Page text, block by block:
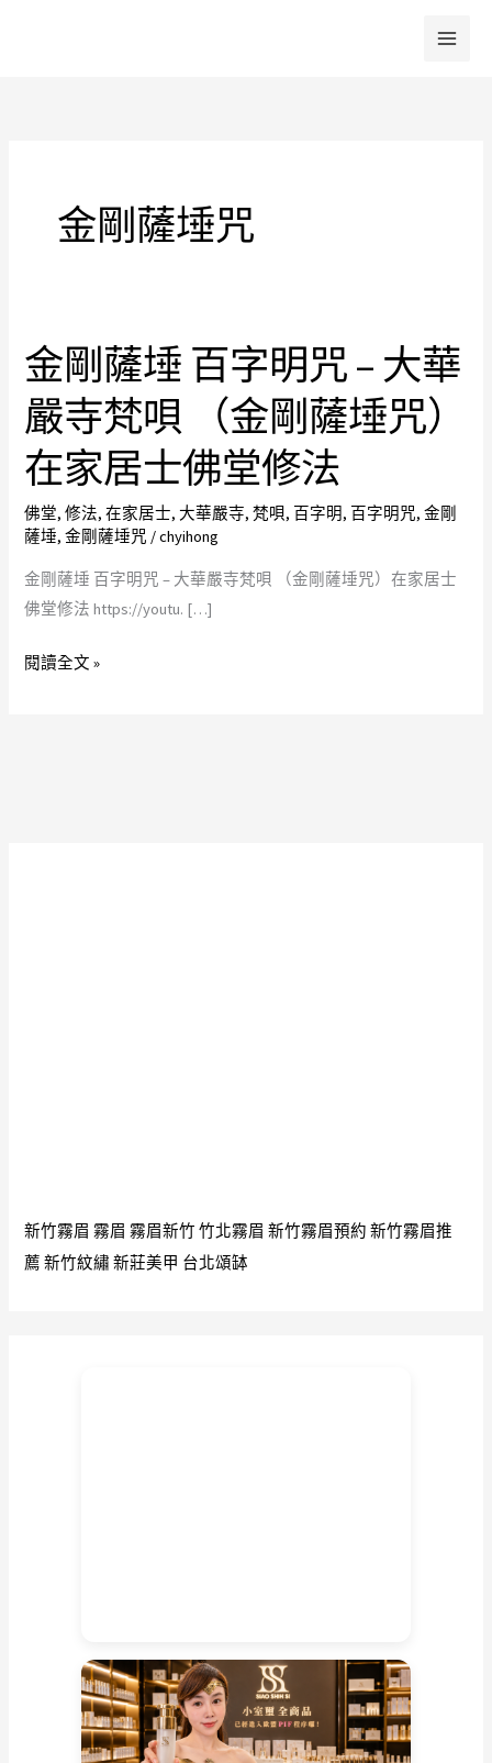
金剛薩埵咒
金剛薩埵 百字明咒 – 大華
嚴寺梵唄 （金剛薩埵咒）
在家居士佛堂修法
佛堂,修法,在家居士,大華嚴寺,梵唄, 百字明, 百字明咒,金剛
薩埵,金剛薩埵咒 /chyihong
金剛薩埵 百字明咒 – 大華嚴寺梵唄 （金剛薩埵咒）在家居士
佛堂修法 https://youtu. […]
金
剛
薩
百
字
明
–
大
閱讀全文 »
新竹霧眉 霧眉 霧眉新竹 竹北霧眉 新竹霧眉預約 新竹霧眉推
薦 新竹紋繡 新莊美甲 台北頌缽